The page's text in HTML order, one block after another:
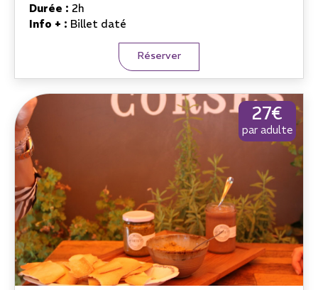
Durée : 2h
Info + : Billet daté
Réserver
27€
par adulte